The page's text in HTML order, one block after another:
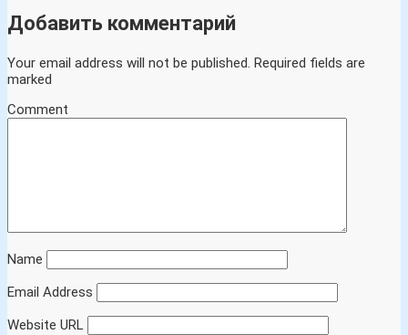
Добавить комментарий
Your email address will not be published. Required fields are
marked
Comment
Name
Email Address
Website URL